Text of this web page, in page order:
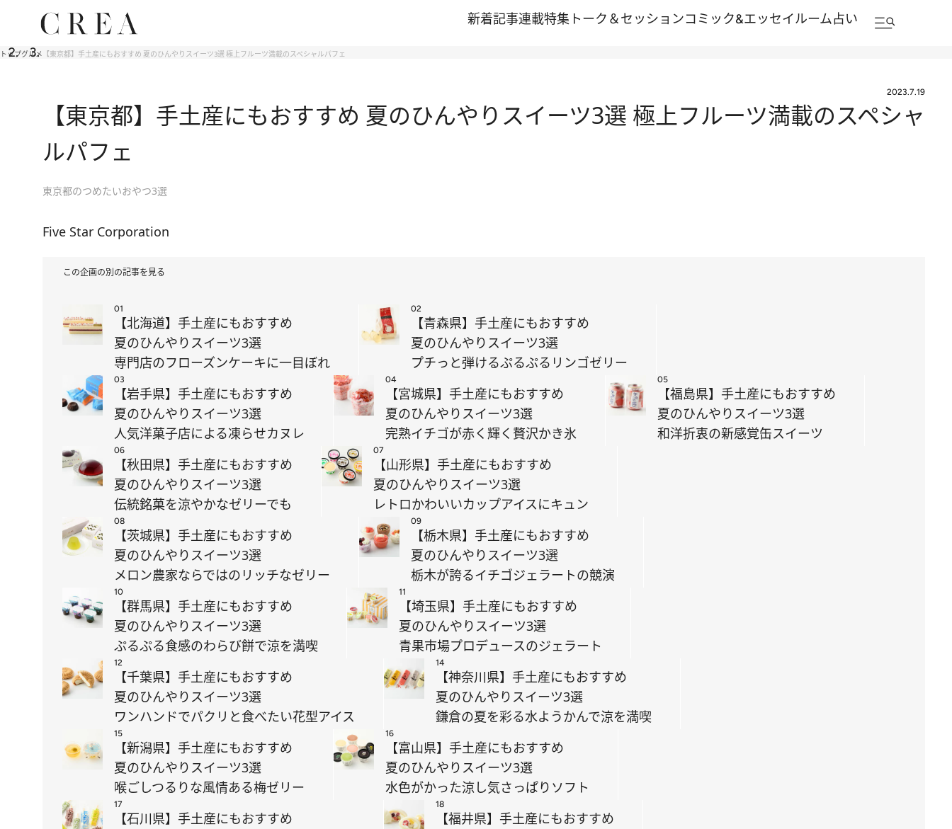
新着記事連載特集 トーク＆セッションコミック&エッセイルーム占い
トップグルメ 【東京都】手土産にもおすすめ 夏のひんやりスイーツ3選 極上フルーツ満載のスペシャルパフェ
2023.7.19
【東京都】手土産にもおすすめ 夏のひんやりスイーツ3選 極上フルーツ満載のスペシャ
ルパフェ
東京都のつめたいおやつ3選
Five Star Corporation
この企画の別の記事を見る
01
【北海道】手土産にもおすすめ
夏のひんやりスイーツ3選
専門店のフローズンケーキに一目ぼれ
02
【青森県】手土産にもおすすめ
夏のひんやりスイーツ3選
プチっと弾けるぷるぷるリンゴゼリー
03
【岩手県】手土産にもおすすめ
夏のひんやりスイーツ3選
人気洋菓子店による凍らせカヌレ
04
【宮城県】手土産にもおすすめ
夏のひんやりスイーツ3選
完熟イチゴが赤く輝く贅沢かき氷
05
【福島県】手土産にもおすすめ
夏のひんやりスイーツ3選
和洋折衷の新感覚缶スイーツ
06
【秋田県】手土産にもおすすめ
夏のひんやりスイーツ3選
伝統銘菓を涼やかなゼリーでも
07
【山形県】手土産にもおすすめ
夏のひんやりスイーツ3選
レトロかわいいカップアイスにキュン
08
【茨城県】手土産にもおすすめ
夏のひんやりスイーツ3選
メロン農家ならではのリッチなゼリー
09
【栃木県】手土産にもおすすめ
夏のひんやりスイーツ3選
栃木が誇るイチゴジェラートの競演
10
【群馬県】手土産にもおすすめ
夏のひんやりスイーツ3選
ぷるぷる食感のわらび餅で涼を満喫
11
【埼玉県】手土産にもおすすめ
夏のひんやりスイーツ3選
青果市場プロデュースのジェラート
12
【千葉県】手土産にもおすすめ
夏のひんやりスイーツ3選
ワンハンドでパクリと食べたい花型アイス
14
【神奈川県】手土産にもおすすめ
夏のひんやりスイーツ3選
鎌倉の夏を彩る水ようかんで涼を満喫
15
【新潟県】手土産にもおすすめ
夏のひんやりスイーツ3選
喉ごしつるりな風情ある梅ゼリー
16
【富山県】手土産にもおすすめ
夏のひんやりスイーツ3選
水色がかった涼し気さっぱりソフト
17
【石川県】手土産にもおすすめ
18
【福井県】手土産にもおすすめ